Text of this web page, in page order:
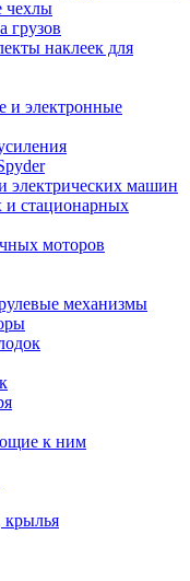
чехлы
грузов
наклеек для
и электронные
электрических машин
и стационарных
моторов
механизмы
к ним
крылья